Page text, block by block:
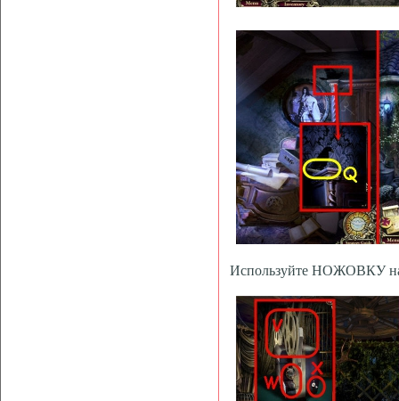
Используйте НОЖОВКУ